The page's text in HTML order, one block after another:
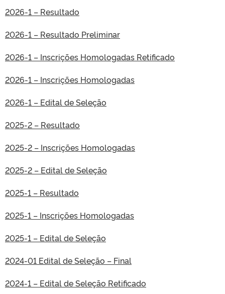
2026-1 – Resultado
2026-1 – Resultado Preliminar
2026-1 – Inscrições Homologadas Retificado
2026-1 – Inscrições Homologadas
2026-1 – Edital de Seleção
2025-2 – Resultado
2025-2 – Inscrições Homologadas
2025-2 – Edital de Seleção
2025-1 – Resultado
2025-1 – Inscrições Homologadas
2025-1 – Edital de Seleção
2024-01 Edital de Seleção – Final
2024-1 – Edital de Seleção Retificado